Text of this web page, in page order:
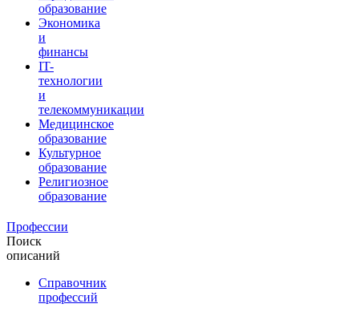
образование
Экономика
и
финансы
IT-
технологии
и
телекоммуникации
Медицинское
образование
Культурное
образование
Религиозное
образование
Профессии
Поиск
описаний
Справочник
профессий